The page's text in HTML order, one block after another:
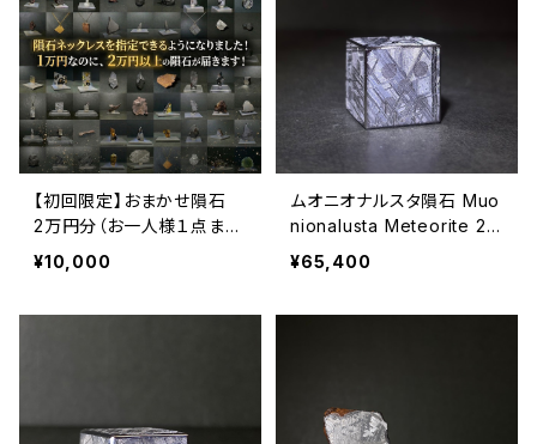
【初回限定】おまかせ隕石
2万円分（お一人様１点ま
で）
¥10,000
ムオニオナルスタ隕石 Muo
nionalusta Meteorite 26
080611
¥65,400